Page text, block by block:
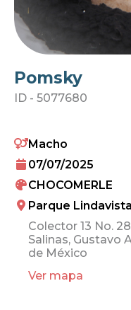
Pomsky
ID - 5077680
Macho
07/07/2025
CHOCOMERLE
Parque Lindavista
Colector 13 No.
Salinas, Gustavo
de México
Ver mapa